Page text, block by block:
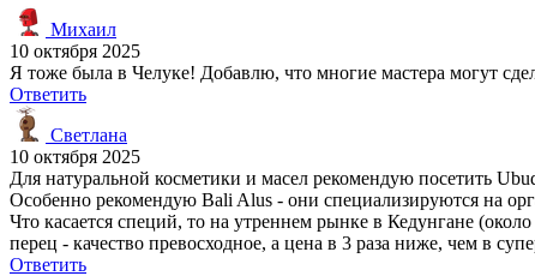
Михаил
10 октября 2025
Я тоже была в Челуке! Добавлю, что многие мастера могут
Ответить
Светлана
10 октября 2025
Для натуральной косметики и масел рекомендую посетить
Особенно рекомендую Bali Alus - они специализируются на
Что касается специй, то на утреннем рынке в Кедунгане
перец - качество превосходное, а цена в 3 раза ниже, чем в
Ответить